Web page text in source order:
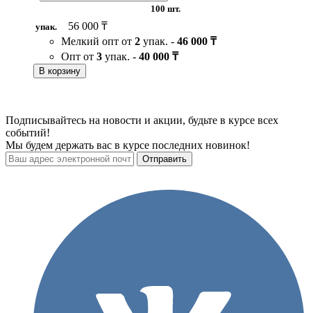
100 шт.
упак.
56 000 ₸
Мелкий опт от 2 упак. - 46 000 ₸
Опт от 3 упак. - 40 000 ₸
В корзину
Подписывайтесь на новости и акции, будьте в курсе всех
событий!
Мы будем держать вас в курсе последних новинок!